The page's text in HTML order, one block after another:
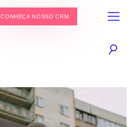
CONHEÇA NOSSO CRM